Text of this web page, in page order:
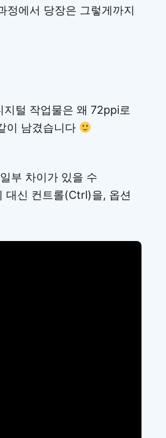
정에서 당장은 그렇게까지
털 작업물은 왜 72ppi로
이 남겼습니다
부 차이가 있을 수
대신 컨트롤(Ctrl)을, 옵션